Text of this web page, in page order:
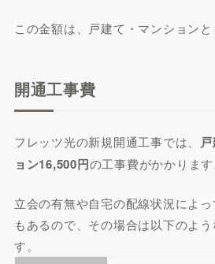
この金額は、戸建て・マンションと
開通工事費
フレッツ光の新規開通工事では、
ョン16,500円の工事費がかかります
立会の有無や自宅の配線状況によ
もあるので、その場合は以下のよ
す。